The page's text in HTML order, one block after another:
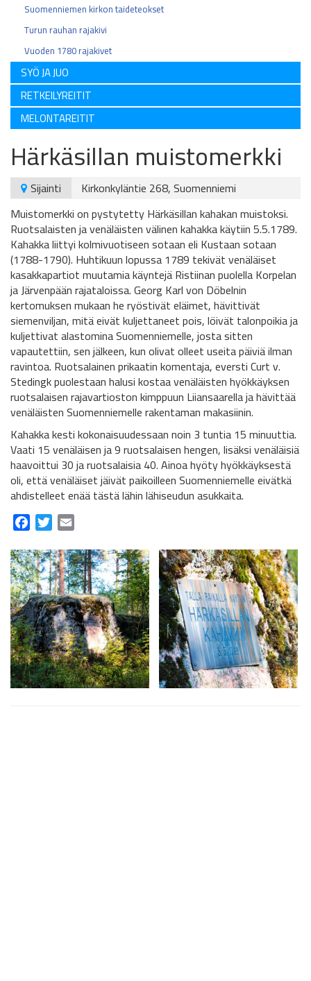
Suomenniemen kirkon taideteokset
Turun rauhan rajakivi
Vuoden 1780 rajakivet
SYÖ JA JUO
RETKEILYREITIT
MELONTAREITIT
Härkäsillan muistomerkki
Sijainti
Kirkonkyläntie 268, Suomenniemi
Muistomerkki on pystytetty Härkäsillan kahakan muistoksi.
Ruotsalaisten ja venäläisten välinen kahakka käytiin 5.5.1789.
Kahakka liittyi kolmivuotiseen sotaan eli Kustaan sotaan
(1788-1790). Huhtikuun lopussa 1789 tekivät venäläiset
kasakkapartiot muutamia käyntejä Ristiinan puolella Korpelan
ja Järvenpään rajataloissa. Georg Karl von Döbelnin
kertomuksen mukaan he ryöstivät eläimet, hävittivät
siemenviljan, mitä eivät kuljettaneet pois, löivät talonpoikia ja
kuljettivat alastomina Suomenniemelle, josta sitten
vapautettiin, sen jälkeen, kun olivat olleet useita päiviä ilman
ravintoa. Ruotsalainen prikaatin komentaja, eversti Curt v.
Stedingk puolestaan halusi kostaa venäläisten hyökkäyksen
ruotsalaisen rajavartioston kimppuun Liiansaarella ja hävittää
venäläisten Suomenniemelle rakentaman makasiinin.
Kahakka kesti kokonaisuudessaan noin 3 tuntia 15 minuuttia.
Vaati 15 venäläisen ja 9 ruotsalaisen hengen, lisäksi venäläisiä
haavoittui 30 ja ruotsalaisia 40. Ainoa hyöty hyökkäyksestä
oli, että venäläiset jäivät paikoilleen Suomenniemelle eivätkä
ahdistelleet enää tästä lähin lähiseudun asukkaita.
Facebook
Twitter